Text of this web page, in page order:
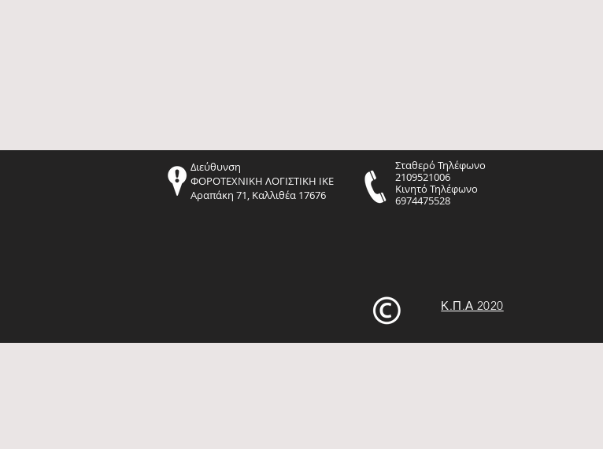
Διεύθυνση
ΦΟΡΟΤΕΧΝΙΚΗ ΛΟΓΙΣΤΙΚΗ ΙΚΕ
Αραπάκη 71, Καλλιθέα 17676
Σταθερό Τηλέφωνο
2109521006
Κινητό Τηλέφωνο
6974475528
Κ.Π.Α 2020